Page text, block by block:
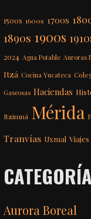
1500s 1600s 1700s
1890s 1900s
2024 Agua Potable Auroras
Itzá Cocina Yucateca
Gaseosas Haciendas
Itzimná Mérida
Tranvías Uxmal Viajes
Aurora Boreal